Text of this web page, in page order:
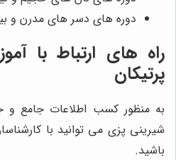
دوره های دسر های مدرن و
راه های ارتباط با
پرتیکان
به منظور کسب اطلاعات جامع و
شیرینی پزی می توانید با
باشید.